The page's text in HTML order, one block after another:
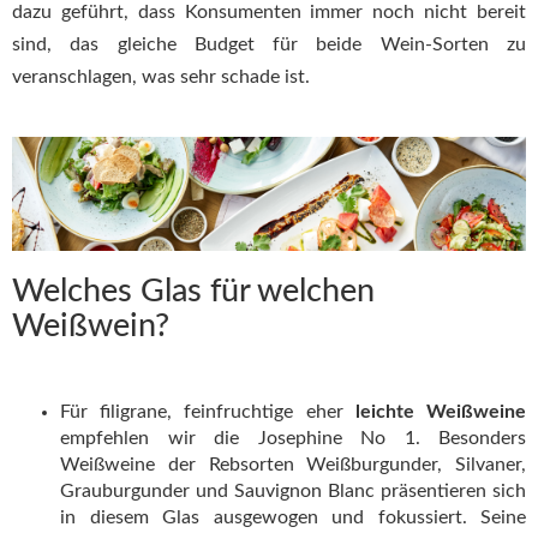
dazu geführt, dass Konsumenten immer noch nicht bereit
sind, das gleiche Budget für beide Wein-Sorten zu
veranschlagen, was sehr schade ist.
Welches Glas für welchen
Weißwein?
Für filigrane, feinfruchtige eher
leichte Weißweine
empfehlen wir die Josephine No 1. Besonders
Weißweine der Rebsorten Weißburgunder, Silvaner,
Grauburgunder und Sauvignon Blanc präsentieren sich
in diesem Glas ausgewogen und fokussiert. Seine